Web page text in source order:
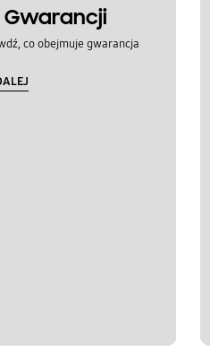
Gwarancji
co obejmuje gwarancja